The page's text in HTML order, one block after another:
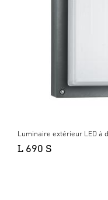
Luminaire extérieur LED à
L 690 S